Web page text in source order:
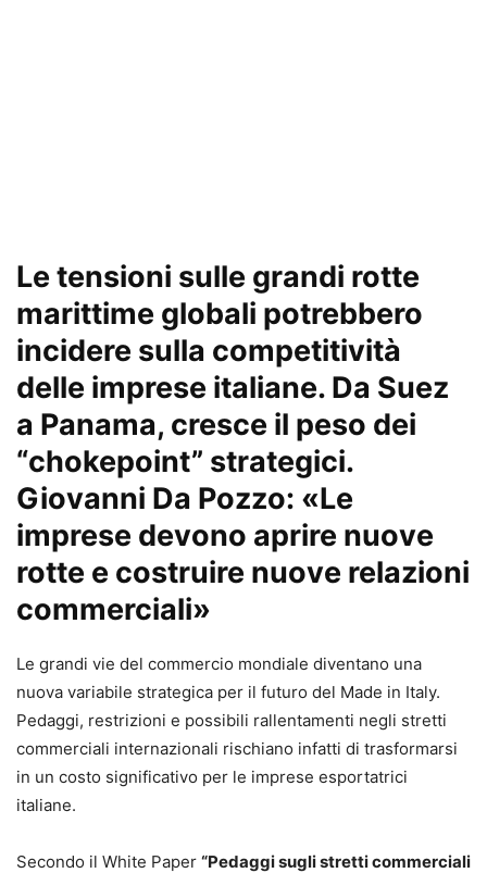
Le tensioni sulle grandi rotte
marittime globali potrebbero
incidere sulla competitività
delle imprese italiane. Da Suez
a Panama, cresce il peso dei
“chokepoint” strategici.
Giovanni Da Pozzo: «Le
imprese devono aprire nuove
rotte e costruire nuove relazioni
commerciali»
Le grandi vie del commercio mondiale diventano una
nuova variabile strategica per il futuro del Made in Italy.
Pedaggi, restrizioni e possibili rallentamenti negli stretti
commerciali internazionali rischiano infatti di trasformarsi
in un costo significativo per le imprese esportatrici
italiane.
Secondo il White Paper “Pedaggi sugli stretti commerciali